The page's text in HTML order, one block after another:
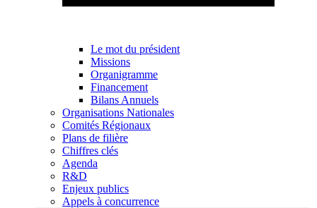
Le mot du président
Missions
Organigramme
Financement
Bilans Annuels
Organisations Nationales
Comités Régionaux
Plans de filière
Chiffres clés
Agenda
R&D
Enjeux publics
Appels à concurrence